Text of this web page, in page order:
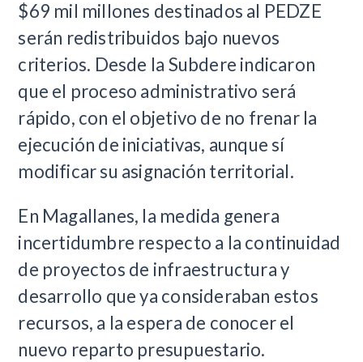
$69 mil millones destinados al PEDZE
serán redistribuidos bajo nuevos
criterios. Desde la Subdere indicaron
que el proceso administrativo será
rápido, con el objetivo de no frenar la
ejecución de iniciativas, aunque sí
modificar su asignación territorial.
En Magallanes, la medida genera
incertidumbre respecto a la continuidad
de proyectos de infraestructura y
desarrollo que ya consideraban estos
recursos, a la espera de conocer el
nuevo reparto presupuestario.